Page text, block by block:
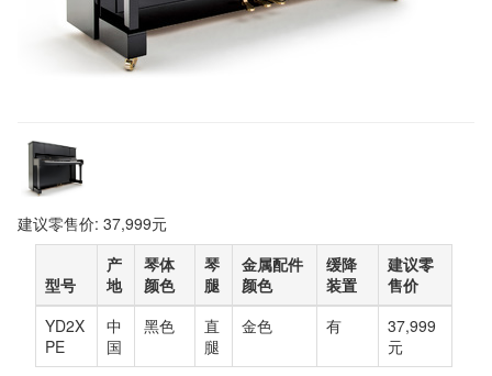
建议零售价: 37,999元
型号
产
地
琴体
颜色
琴
腿
金属配件
颜色
缓降
装置
建议零
售价
YD2X
PE
中
国
黑色
直
腿
金色 有
37,999
元